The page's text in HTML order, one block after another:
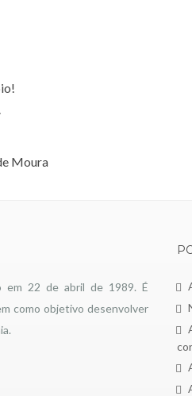
Moura
em 22 de abril de 1989. É
como objetivo desenvolver